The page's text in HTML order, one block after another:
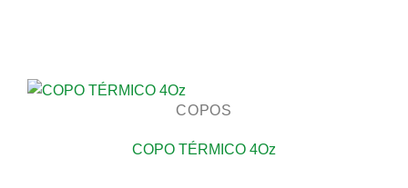
COPOS
COPO TÉRMICO 4Oz